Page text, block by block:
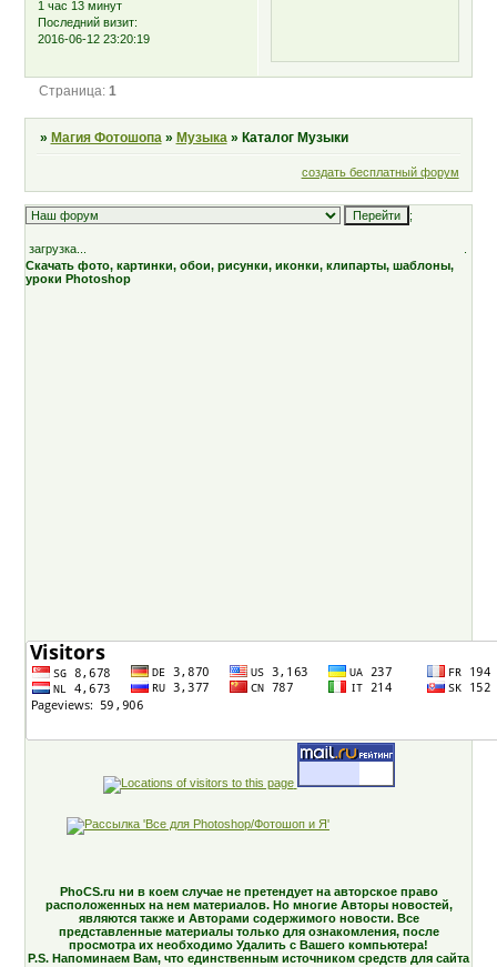
1 час 13 минут
Последний визит:
2016-06-12 23:20:19
Страница: 1
» Магия Фотошопа » Музыка » Каталог Музыки
создать бесплатный форум
;
загрузка...
Скачать фото, картинки, обои, рисунки, иконки, клипарты, шаблоны,
уроки Photoshop
PhoCS.ru ни в коем случае не претендует на авторское право
расположенных на нем материалов. Но многие Авторы новостей,
являются также и Авторами содержимого новости. Все
представленные материалы только для ознакомления, после
просмотра их необходимо Удалить с Вашего компьютера!
P.S. Напоминаем Вам, что единственным источником средств для сайта